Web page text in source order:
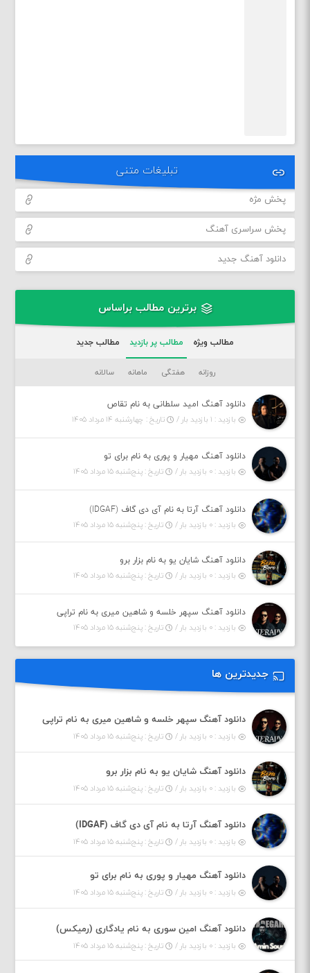
تبلیغات متنی
پخش مژه
پخش سراسری آهنگ
دانلود آهنگ جدید
برترین مطالب براساس
مطالب ویژه مطالب پر بازدید مطالب جدید
روزانه هفتگی ماهانه سالانه
دانلود آهنگ امید سلطانی به نام تقاص
بازدید : ۱ بازدید بار /
تاریخ : چهارشنبه ۱۴ مرداد ۱۴۰۵
دانلود آهنگ مهیار و پوری به نام برای تو
بازدید : ۰ بازدید بار /
تاریخ : پنج‌شنبه ۱۵ مرداد ۱۴۰۵
دانلود آهنگ آرتا به نام آی دی گاف (IDGAF)
بازدید : ۰ بازدید بار /
تاریخ : پنج‌شنبه ۱۵ مرداد ۱۴۰۵
دانلود آهنگ شایان یو به نام بزار برو
بازدید : ۰ بازدید بار /
تاریخ : پنج‌شنبه ۱۵ مرداد ۱۴۰۵
دانلود آهنگ سپهر خلسه و شاهین میری به نام تراپی
بازدید : ۰ بازدید بار /
تاریخ : پنج‌شنبه ۱۵ مرداد ۱۴۰۵
جدیدترین ها
دانلود آهنگ سپهر خلسه و شاهین میری به نام تراپی
بازدید : ۰ بازدید بار / تاریخ : پنج‌شنبه ۱۵ مرداد ۱۴۰۵
دانلود آهنگ شایان یو به نام بزار برو
بازدید : ۰ بازدید بار / تاریخ : پنج‌شنبه ۱۵ مرداد ۱۴۰۵
دانلود آهنگ آرتا به نام آی دی گاف (IDGAF)
بازدید : ۰ بازدید بار / تاریخ : پنج‌شنبه ۱۵ مرداد ۱۴۰۵
دانلود آهنگ مهیار و پوری به نام برای تو
بازدید : ۰ بازدید بار / تاریخ : پنج‌شنبه ۱۵ مرداد ۱۴۰۵
دانلود آهنگ امین سوری به نام یادگاری (رمیکس)
بازدید : ۰ بازدید بار / تاریخ : پنج‌شنبه ۱۵ مرداد ۱۴۰۵